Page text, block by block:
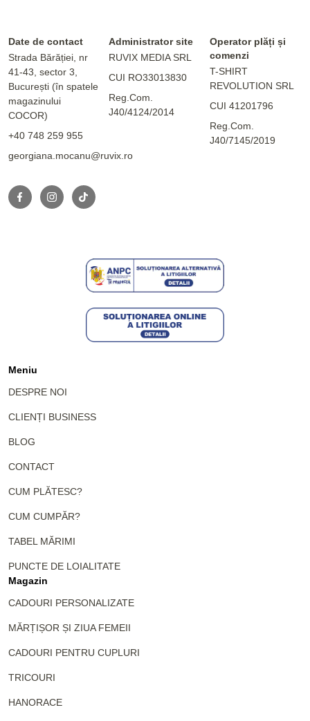
Date de contact
Strada Bărăției, nr
41-43, sector 3,
București (în spatele
magazinului
COCOR)
+40 748 259 955
georgiana.mocanu@ruvix.ro
Administrator site
RUVIX MEDIA SRL
CUI RO33013830
Reg.Com.
J40/4124/2014
Operator plăți și
comenzi
T-SHIRT
REVOLUTION SRL
CUI 41201796
Reg.Com.
J40/7145/2019
Meniu
DESPRE NOI
CLIENȚI BUSINESS
BLOG
CONTACT
CUM PLĂTESC?
CUM CUMPĂR?
TABEL MĂRIMI
PUNCTE DE LOIALITATE
Magazin
CADOURI PERSONALIZATE
MĂRȚIȘOR ȘI ZIUA FEMEII
CADOURI PENTRU CUPLURI
TRICOURI
HANORACE